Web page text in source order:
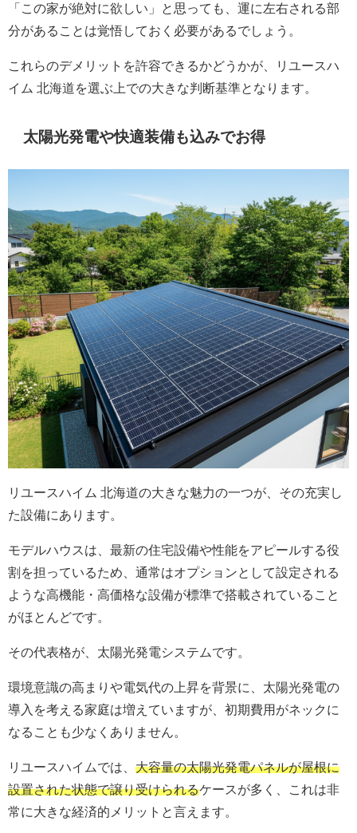
「この家が絶対に欲しい」と思っても、運に左右される部
分があることは覚悟しておく必要があるでしょう。
これらのデメリットを許容できるかどうかが、リユースハ
イム 北海道を選ぶ上での大きな判断基準となります。
太陽光発電や快適装備も込みでお得
リユースハイム 北海道の大きな魅力の一つが、その充実し
た設備にあります。
モデルハウスは、最新の住宅設備や性能をアピールする役
割を担っているため、通常はオプションとして設定される
ような高機能・高価格な設備が標準で搭載されていること
がほとんどです。
その代表格が、太陽光発電システムです。
環境意識の高まりや電気代の上昇を背景に、太陽光発電の
導入を考える家庭は増えていますが、初期費用がネックに
なることも少なくありません。
リユースハイムでは、 大容量の太陽光発電パネルが屋根に
設置された状態で譲り受けられるケースが多く、これは非
常に大きな経済的メリットと言えます。